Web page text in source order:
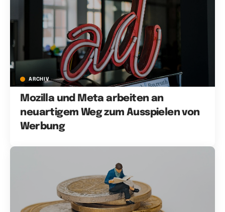
ARCHIV
Mozilla und Meta arbeiten an
neuartigem Weg zum Ausspielen von
Werbung